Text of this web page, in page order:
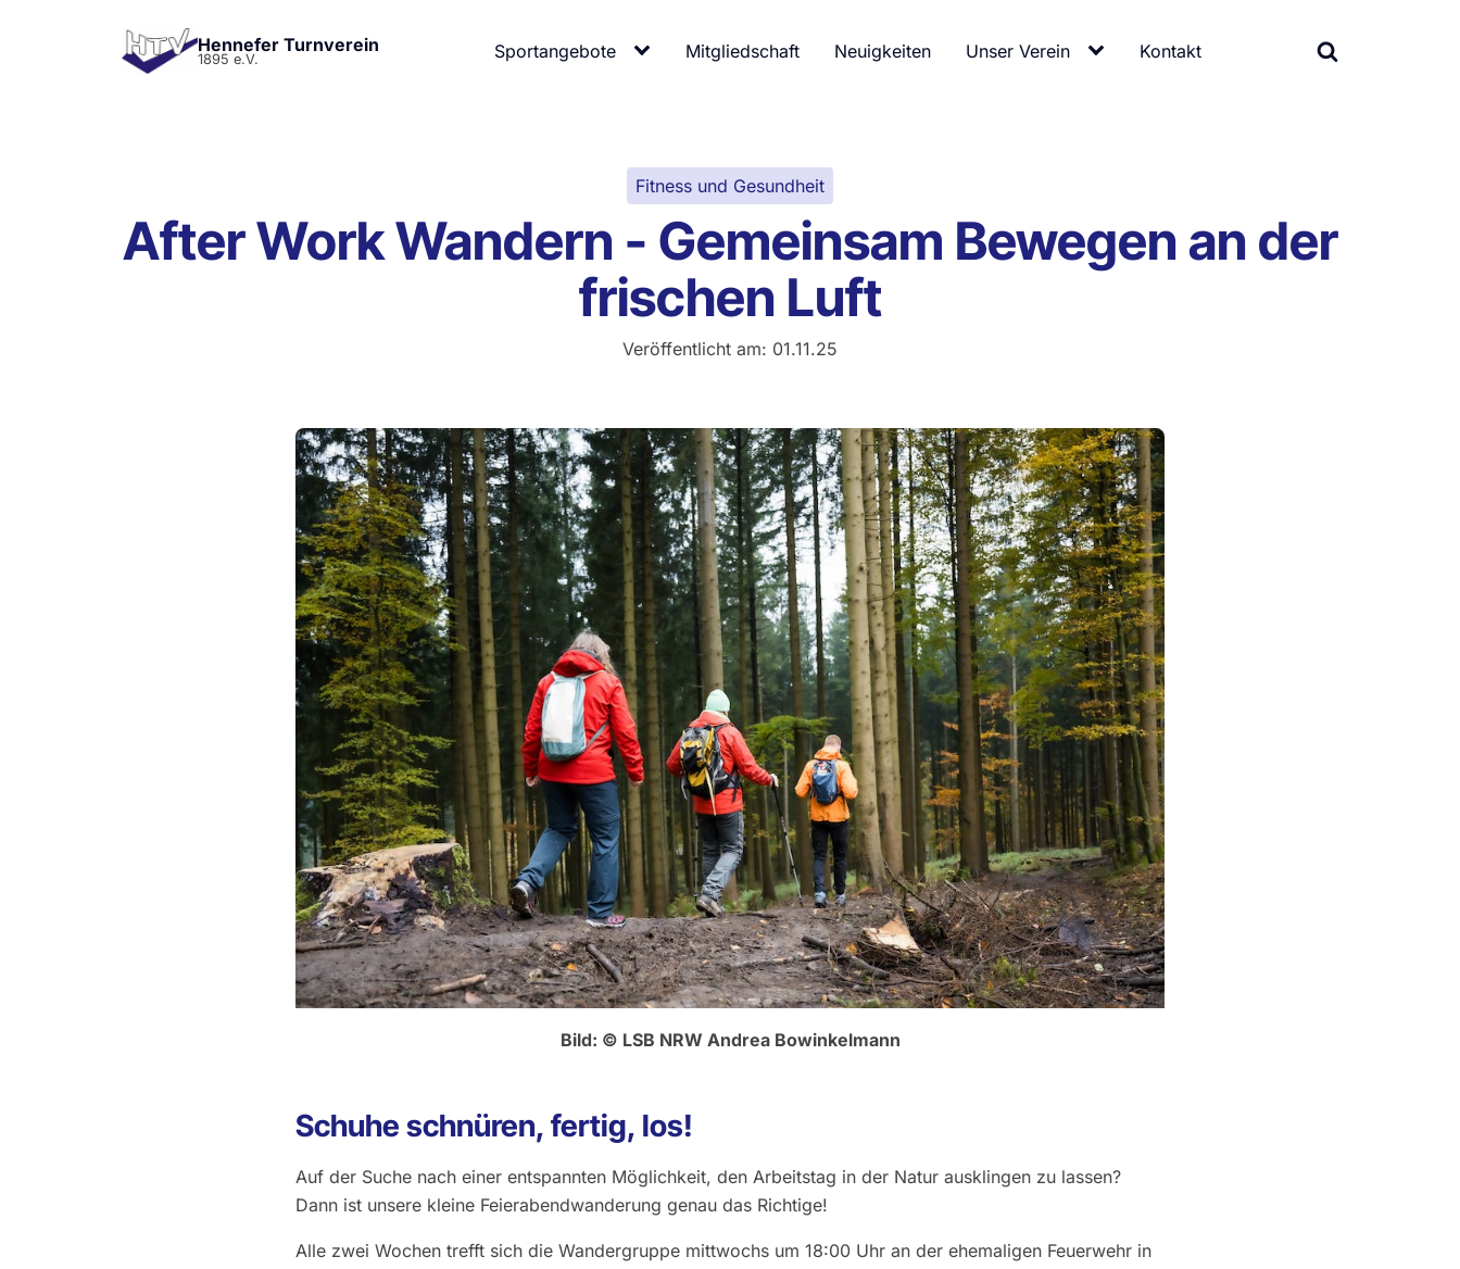
Hennefer Turnverein
1895 e.V. Sportangebote Mitgliedschaft Neuigkeiten Unser Verein Kontakt
Fitness und Gesundheit
After Work Wandern - Gemeinsam Bewegen an der
frischen Luft
Veröffentlicht am: 01.11.25
Bild: © LSB NRW Andrea Bowinkelmann
Schuhe schnüren, fertig, los!
Auf der Suche nach einer entspannten Möglichkeit, den Arbeitstag in der Natur ausklingen zu lassen?
Dann ist unsere kleine Feierabendwanderung genau das Richtige!
Alle zwei Wochen trefft sich die Wandergruppe mittwochs um 18:00 Uhr an der ehemaligen Feuerwehr in